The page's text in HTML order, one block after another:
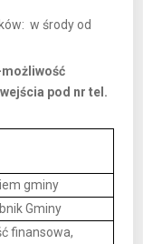
w środy od
możliwość
pod nr tel.
gminy
Gminy
finansowa,